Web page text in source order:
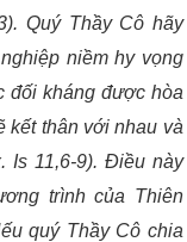
Quý Thầy Cô hãy
niềm hy vọng
đối kháng được hòa
kết thân với nhau và
Is 11,6-9). Điều này
trình của Thiên
quý Thầy Cô chia